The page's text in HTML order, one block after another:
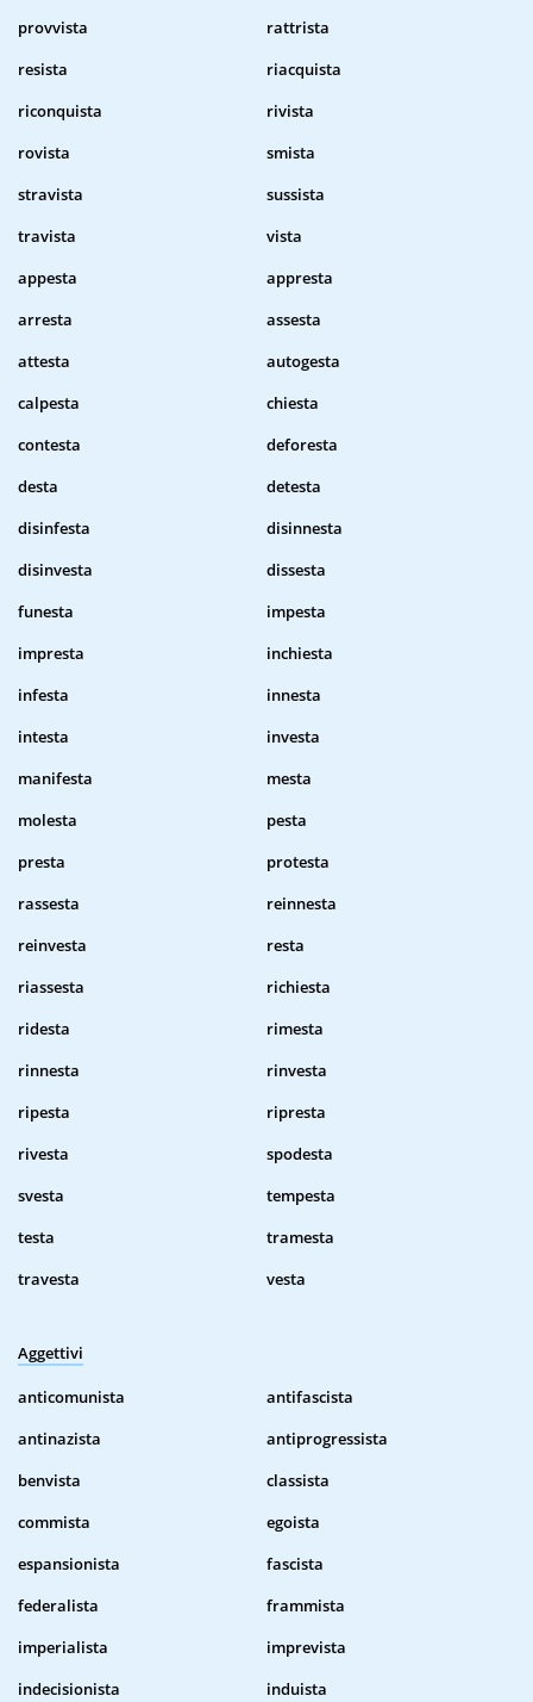
provvista
rattrista
resista
riacquista
riconquista
rivista
rovista
smista
stravista
sussista
travista
vista
appesta
appresta
arresta
assesta
attesta
autogesta
calpesta
chiesta
contesta
deforesta
desta
detesta
disinfesta
disinnesta
disinvesta
dissesta
funesta
impesta
impresta
inchiesta
infesta
innesta
intesta
investa
manifesta
mesta
molesta
pesta
presta
protesta
rassesta
reinnesta
reinvesta
resta
riassesta
richiesta
ridesta
rimesta
rinnesta
rinvesta
ripesta
ripresta
rivesta
spodesta
svesta
tempesta
testa
tramesta
travesta
vesta
Aggettivi
anticomunista
antifascista
antinazista
antiprogressista
benvista
classista
commista
egoista
espansionista
fascista
federalista
frammista
imperialista
imprevista
indecisionista
induista